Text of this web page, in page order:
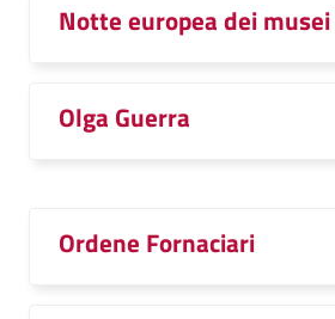
Notte europea dei musei
Olga Guerra
Ordene Fornaciari